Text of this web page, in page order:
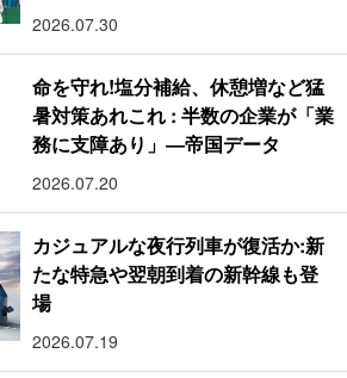
2026.07.30
命を守れ!塩分補給、休憩増など猛
暑対策あれこれ : 半数の企業が「業
務に支障あり」―帝国データ
2026.07.20
カジュアルな夜行列車が復活か:新
たな特急や翌朝到着の新幹線も登
場
2026.07.19